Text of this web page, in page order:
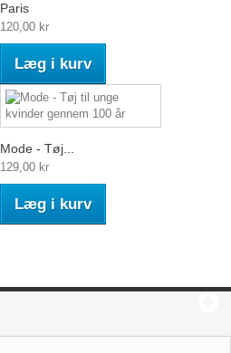
Paris
120,00 kr
Læg i kurv
Mode - Tøj...
129,00 kr
Læg i kurv